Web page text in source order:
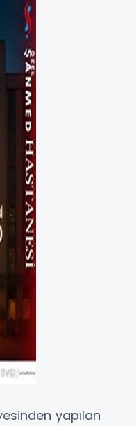
yapılan